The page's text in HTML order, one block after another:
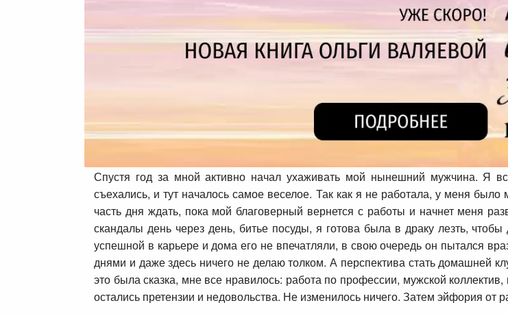
Спустя год за мной активно начал ухаживать мой нынешний мужчина. Я
съехались, и тут началось самое веселое. Так как я не работала, у меня
часть дня ждать, пока мой благоверный вернется с работы и начнет меня
скандалы день через день, битье посуды, я готова была в драку лезть,
успешной в карьере и дома его не впечатляли, в свою очередь он пытался
днями и даже здесь ничего не делаю толком. А перспектива стать домашней
это была сказка, мне все нравилось: работа по профессии, мужской
остались претензии и недовольства. Не изменилось ничего. Затем эйфория